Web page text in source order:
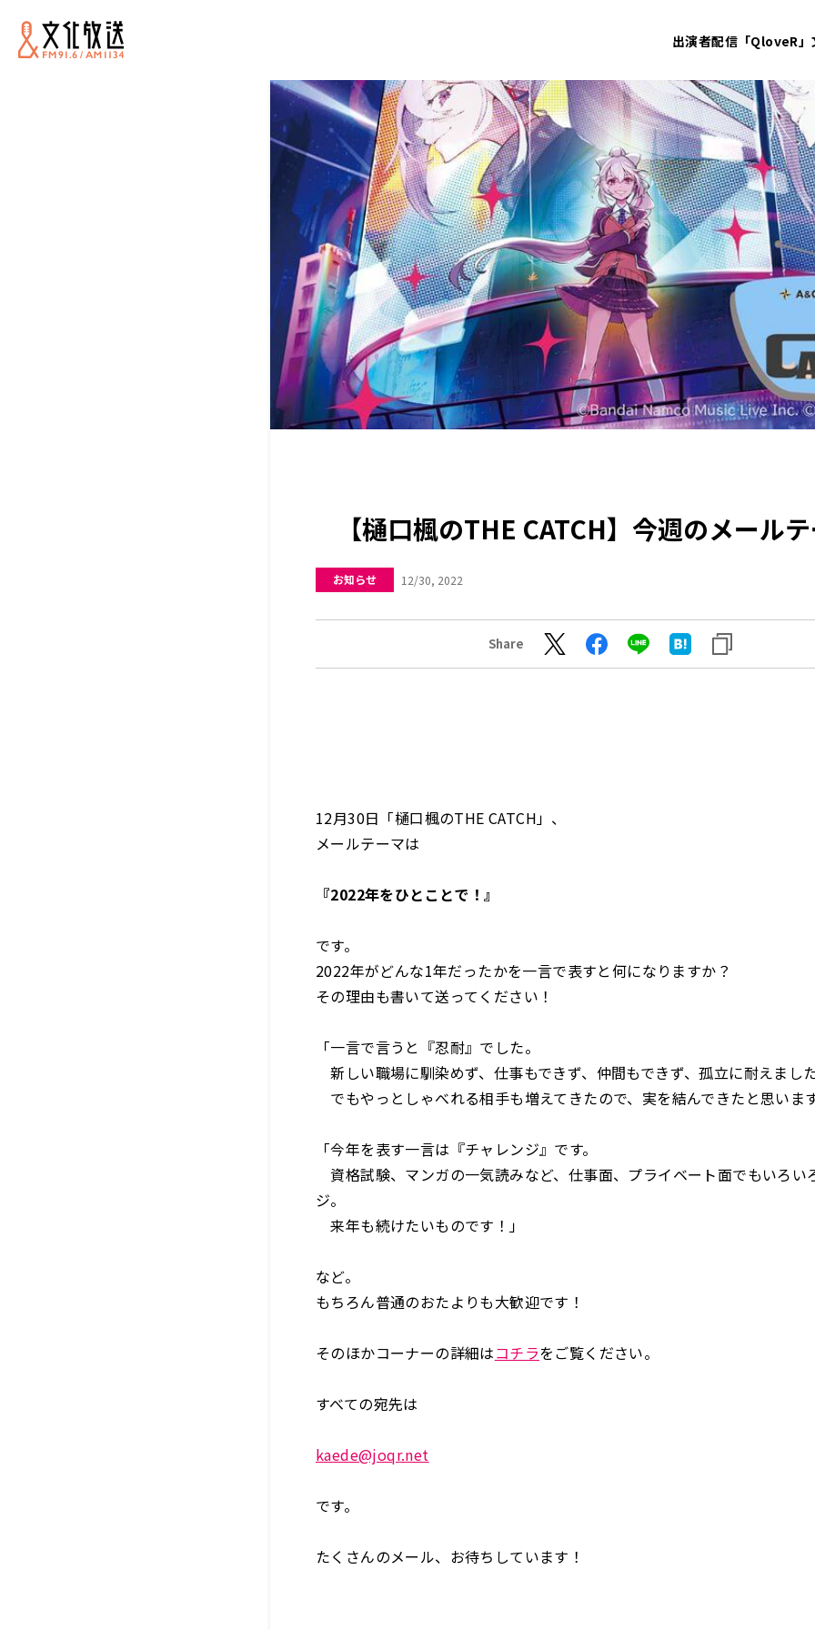
出演者配信「QloveR」
【樋口楓のTHE CATCH】今週のメール
お知らせ 12/30, 2022
Share
12月30日「樋口楓のTHE CATCH」、
メールテーマは
『2022年をひとことで！』
です。
2022年がどんな1年だったかを一言で表すと何になりますか？
その理由も書いて送ってください！
「一言で言うと『忍耐』でした。
新しい職場に馴染めず、仕事もできず、仲間もできず、孤立に耐えまし
でもやっとしゃべれる相手も増えてきたので、実を結んできたと思いま
「今年を表す一言は『チャレンジ』です。
資格試験、マンガの一気読みなど、仕事面、プライベート面でもいろい
ジ。
来年も続けたいものです！」
など。
もちろん普通のおたよりも大歓迎です！
そのほかコーナーの詳細はコチラをご覧ください。
すべての宛先は
kaede@joqr.net
です。
たくさんのメール、お待ちしています！